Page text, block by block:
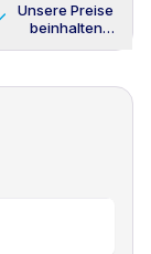
Unsere Preise
beinhalten